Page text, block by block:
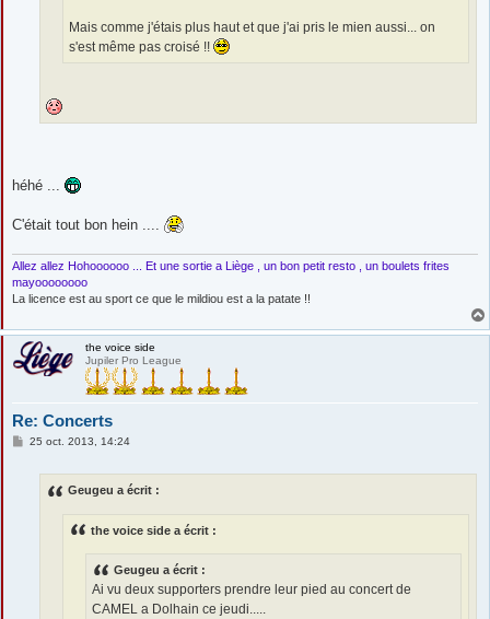
Mais comme j'étais plus haut et que j'ai pris le mien aussi... on
s'est même pas croisé !!
héhé ...
C'était tout bon hein ....
Allez allez Hohoooooo ... Et une sortie a Liège , un bon petit resto , un boulets frites
mayoooooooo
La licence est au sport ce que le mildiou est a la patate !!
the voice side
Jupiler Pro League
Re: Concerts
M25 oct. 2013, 14:24
Geugeu a écrit :
the voice side a écrit :
Geugeu a écrit :
Ai vu deux supporters prendre leur pied au concert de
CAMEL a Dolhain ce jeudi.....